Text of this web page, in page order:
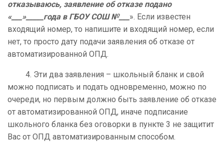
отказываюсь, заявление об отказе подано
«___»_____года в ГБОУ СОШ №___ ». Если известен
входящий номер, то напишите и входящий номер, если
нет, то просто дату подачи заявления об отказе от
автоматизированной ОПД.
4. Эти два заявления – школьный бланк и свой
можно подписать и подать одновременно, можно по
очереди, но первым должно быть заявление об отказе
от автоматизированной ОПД, иначе подписание
школьного бланка без оговорки в пункте 3 не защитит
Вас от ОПД автоматизированным способом.